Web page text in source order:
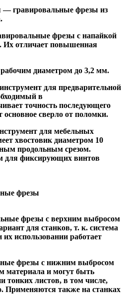
— гравировальные фрезы из
фрезы с напайкой
Их отличает повышенная
диаметром до 3,2 мм.
для предварительной
в
точность последующего
основное сверло от поломки.
для мебельных
хвостовик диаметром 10
продольным срезом.
для фиксирующих винтов
фрезы
фрезы с верхним выбросом
для станков, т. к. система
использовании работает
фрезы с нижним выбросом
материала и могут быть
тонких листов, в том числе,
Применяются также на станках